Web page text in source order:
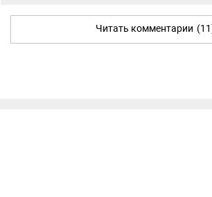
Читать комментарии